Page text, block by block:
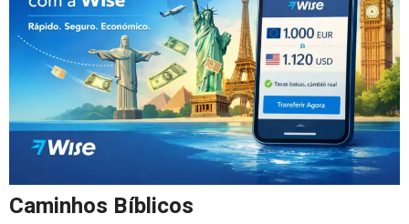
Caminhos Bíblicos